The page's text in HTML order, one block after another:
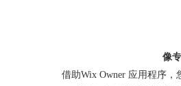
像
借助Wix Owner 应用程序